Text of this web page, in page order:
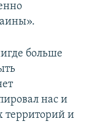
больше
нас и
территорий и